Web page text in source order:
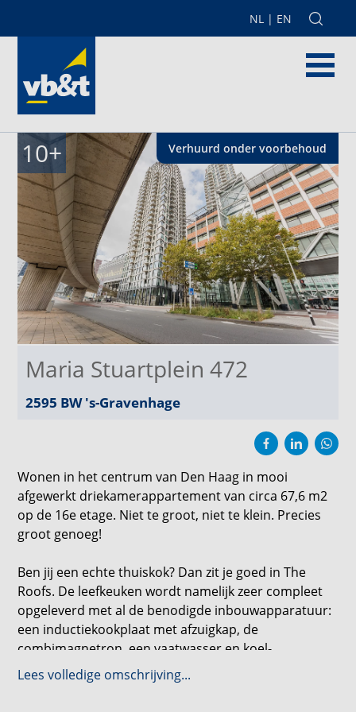
NL | EN
Verhuurd onder voorbehoud
10+
Maria Stuartplein 472
2595 BW's-Gravenhage
Wonen in het centrum van Den Haag in mooi
afgewerkt driekamerappartement van circa 67,6 m2
op de 16e etage. Niet te groot, niet te klein. Precies
groot genoeg!
Ben jij een echte thuiskok? Dan zit je goed in The
Roofs. De leefkeuken wordt namelijk zeer compleet
opgeleverd met al de benodigde inbouwapparatuur:
een inductiekookplaat met afzuigkap, de
combimagnetron, een vaatwasser en koel-
vriescombinatie. Zo kook je elke dag de sterren van
Lees volledige omschrijving...